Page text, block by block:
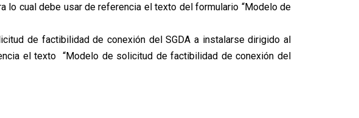
lo cual debe usar de referencia el texto del formulario “Modelo de
de factibilidad de conexión del SGDA a instalarse dirigido al
el texto “Modelo de solicitud de factibilidad de conexión del